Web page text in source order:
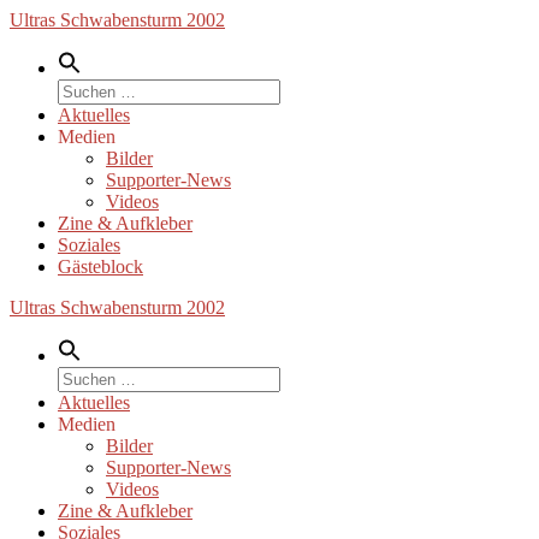
Zum
springen
Ultras Schwabensturm 2002
Suche
nach:
Aktuelles
Medien
Bilder
Supporter-News
Videos
Zine & Aufkleber
Soziales
Gästeblock
Ultras Schwabensturm 2002
Suche
nach:
Aktuelles
Medien
Bilder
Supporter-News
Videos
Zine & Aufkleber
Soziales